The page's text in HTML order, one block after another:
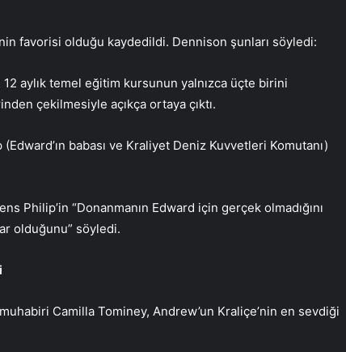
favorisi olduğu kaydedildi. Dennison şunları söyledi:
12 aylık temel eğitim kursunun yalnızca üçte birini
çekilmesiyle açıkça ortaya çıktı.
babası ve Kraliyet Deniz Kuvvetleri Komutanı)
Philip’in “Donanmanın Edward için gerçek olmadığını
olduğunu” söyledi.
Camilla Tominey, Andrew’un Kraliçe’nin en sevdiği